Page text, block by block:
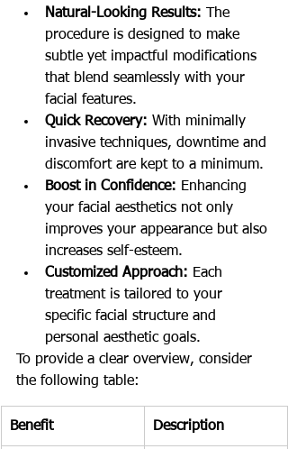
Natural-Looking Results: The
procedure is designed to make
subtle yet impactful modifications
that blend seamlessly with your
facial features.
Quick Recovery: With minimally
invasive techniques, downtime and
discomfort are kept to a minimum.
Boost in Confidence: Enhancing
your facial aesthetics not only
improves your appearance but also
increases self-esteem.
Customized Approach: Each
treatment is tailored to your
specific facial structure and
personal aesthetic goals.
To provide a clear overview, consider
the following table:
Benefit Description